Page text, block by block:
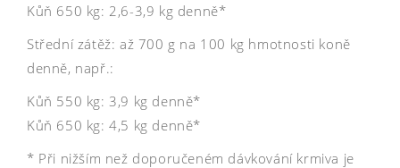
Kůň 650 kg: 2,6-3,9 kg denně*
Střední zátěž: až 700 g na 100 kg hmotnosti koně
denně, např.:
Kůň 550 kg: 3,9 kg denně*
Kůň 650 kg: 4,5 kg denně*
* Při nižším než doporučeném dávkování krmiva je